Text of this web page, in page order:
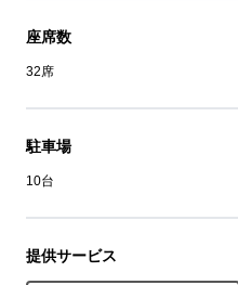
座席数
32席
駐車場
10台
提供サービス